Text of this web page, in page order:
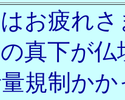
お疲れさ
真下が仏
規制か